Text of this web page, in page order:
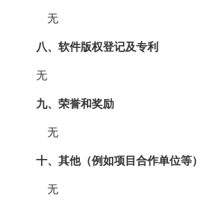
无
八、软件版权登记及专利
无
九、荣誉和奖励
无
十、其他（例如项目合作单位等）
无